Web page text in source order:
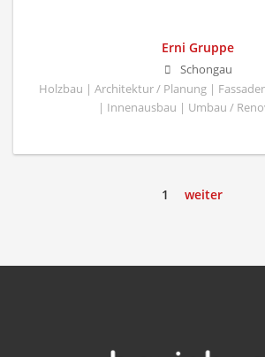
Erni Gruppe
Schongau
Holzbau | Architektur / Planung |
| Innenausbau | Umbau /
1 weiter